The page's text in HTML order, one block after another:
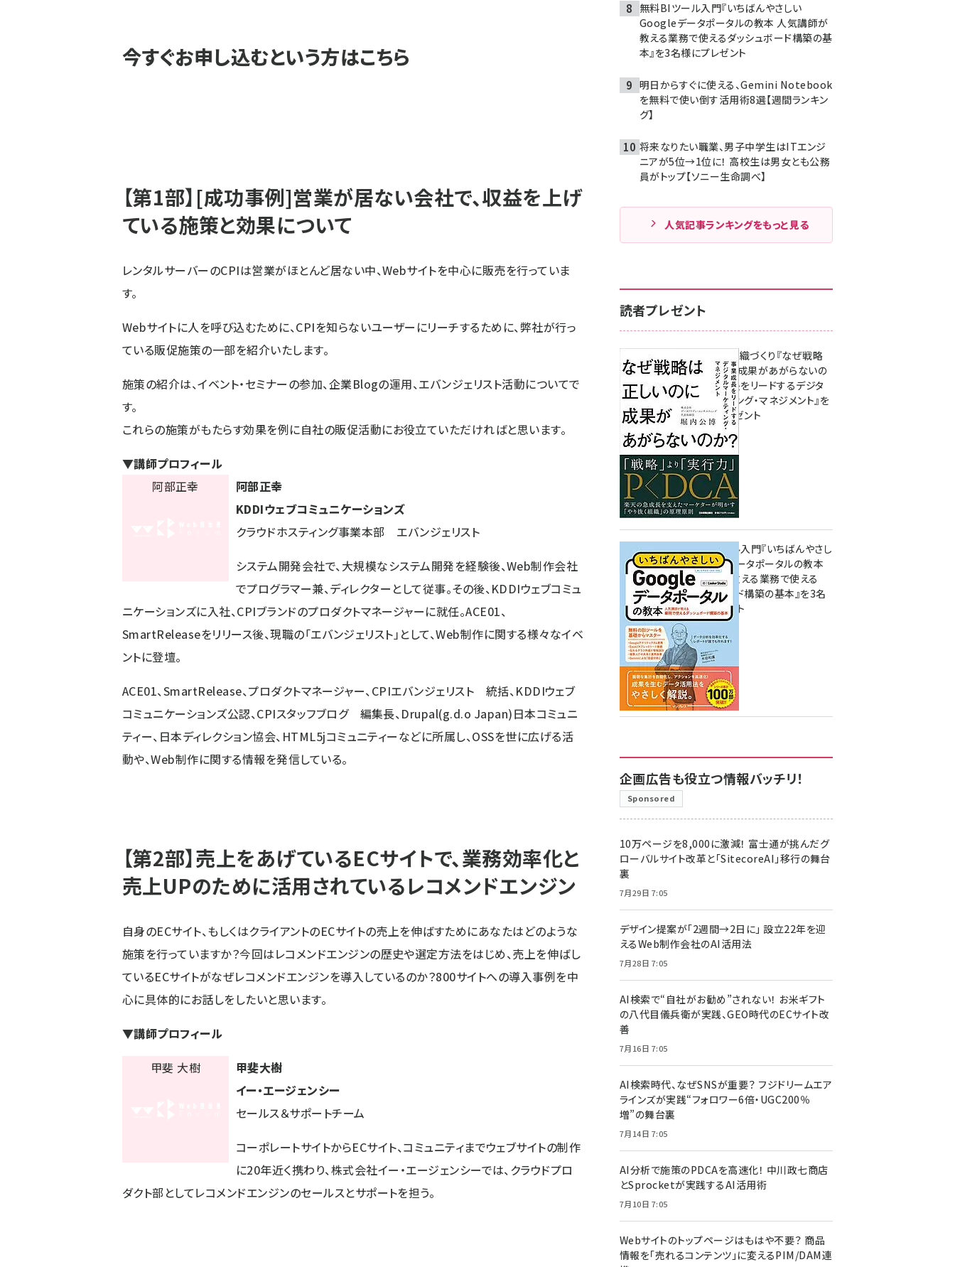
今すぐお申し込むという方はこちら
【第1部】[成功事例]営業が居ない会社で、収益を上げ
ている施策と効果について
レンタルサーバーのCPIは営業がほとんど居ない中、Webサイトを中心に販売を行っていま
す。
Webサイトに人を呼び込むために、CPIを知らないユーザーにリーチするために、弊社が行っ
ている販促施策の一部を紹介いたします。
施策の紹介は、イベント・セミナーの参加、企業Blogの運用、エバンジェリスト活動についてで
す。
これらの施策がもたらす効果を例に自社の販促活動にお役立ていただければと思います。
▼講師プロフィール
阿部正幸
KDDIウェブコミュニケーションズ
クラウドホスティング事業本部 エバンジェリスト
システム開発会社で、大規模なシステム開発を経験後、Web制作会社
でプログラマー兼、ディレクターとして従事。その後、KDDIウェブコミュ
ニケーションズに入社、CPIブランドのプロダクトマネージャーに就任。ACE01、
SmartReleaseをリリース後、現職の「エバンジェリスト」として、Web制作に関する様々なイベ
ントに登壇。
ACE01、SmartRelease、プロダクトマネージャー、CPIエバンジェリスト 統括、KDDIウェブ
コミュニケーションズ公認、CPIスタッフブログ 編集長、Drupal(g.d.o Japan)日本コミュニ
ティー、日本ディレクション協会、HTML5jコミュニティーなどに所属し、OSSを世に広げる活
動や、Web制作に関する情報を発信している。
【第2部】売上をあげているECサイトで、業務効率化と
売上UPのために活用されているレコメンドエンジン
自身のECサイト、もしくはクライアントのECサイトの売上を伸ばすためにあなたはどのような
施策を行っていますか？今回はレコメンドエンジンの歴史や選定方法をはじめ、売上を伸ばし
ているECサイトがなぜレコメンドエンジンを導入しているのか？800サイトへの導入事例を中
心に具体的にお話しをしたいと思います。
▼講師プロフィール
甲斐大樹
イー・エージェンシー
セールス＆サポートチーム
コーポレートサイトからECサイト、コミュニティまでウェブサイトの制作
に20年近く携わり、株式会社イー・エージェンシーでは、クラウドプロ
ダクト部としてレコメンドエンジンのセールスとサポートを担う。
無料BIツール入門『いちばんやさしい
Googleデータポータルの教本 人気講師が
教える業務で使えるダッシュボード構築の基
本』を3名様にプレゼント
明日からすぐに使える、Gemini Notebook
を無料で使い倒す活用術8選【週間ランキン
グ】
将来なりたい職業、男子中学生はITエンジ
ニアが5位→1位に！ 高校生は男女とも公務
員がトップ【ソニー生命調べ】
人気記事ランキングをもっと見る
読者プレゼント
成果を生む組織づくり『なぜ戦略
は正しいのに成果があがらないの
か？ 事業成長をリードするデジタ
ルマーケティング・マネジメント』を
3名様にプレゼント
8月7日 10:00
無料BIツール入門『いちばんやさし
いGoogleデータポータルの教本
人気講師が教える業務で使える
ダッシュボード構築の基本』を3名
様にプレゼント
7月31日 10:00
企画広告も役立つ情報バッチリ！
Sponsored
10万ページを8,000に激減！ 富士通が挑んだグ
ローバルサイト改革と「SitecoreAI」移行の舞台
裏
7月29日 7:05
デザイン提案が「2週間→2日に」 設立22年を迎
えるWeb制作会社のAI活用法
7月28日 7:05
AI検索で“自社がお勧め”されない！ お米ギフト
の八代目儀兵衛が実践、GEO時代のECサイト改
善
7月16日 7:05
AI検索時代、なぜSNSが重要？ フジドリームエア
ラインズが実践“フォロワー6倍・UGC200％
増”の舞台裏
7月14日 7:05
AI分析で施策のPDCAを高速化！ 中川政七商店
とSprocketが実践するAI活用術
7月10日 7:05
Webサイトのトップページはもはや不要？ 商品
情報を「売れるコンテンツ」に変えるPIM/DAM連